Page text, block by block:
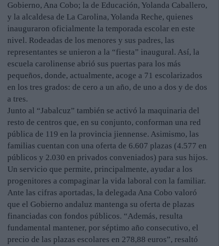
Gobierno, Ana Cobo; la de Educación, Yolanda Caballero,
y la alcaldesa de La Carolina, Yolanda Reche, quienes
inauguraron oficialmente la temporada escolar en este
nivel. Rodeadas de los menores y sus padres, las
representantes se unieron a la “fiesta” inaugural. Así, la
escuela carolinense abrió sus puertas para los más
pequeños, donde, actualmente, acoge a 71 escolarizados
en los tres grados: de cero a un año, de uno a dos y de dos
a tres.
Junto al “Jabalcuz” también se activó la maquinaria del
resto de centros que, en su conjunto, conforman una red
pública de 119 en la provincia jiennense. Asimismo, las
familias cuentan con una oferta de 6.607 plazas (4.577 en
públicos y 2.030 en privados conveniados) para sus hijos.
Un servicio que permite, principalmente, ayudar a los
progenitores a compaginar la vida laboral con la familiar.
Ante las cifras aportadas, la delegada Ana Cobo valoró
que el Gobierno andaluz mantenga su oferta de plazas
financiadas con fondos públicos. “Además, resulta
fundamental mantener, por séptimo año consecutivo, el
precio de las plazas escolares en 278,88 euros”, resaltó